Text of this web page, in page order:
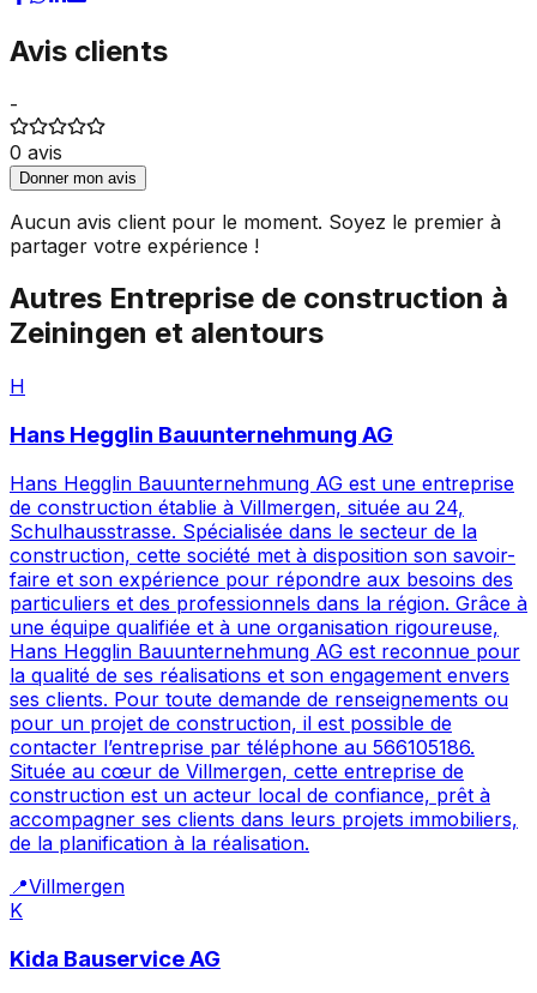
Avis clients
-
0 avis
Donner mon avis
Aucun avis client pour le moment. Soyez le premier à
partager votre expérience !
Autres Entreprise de construction à
Zeiningen et alentours
H
Hans Hegglin Bauunternehmung AG
Hans Hegglin Bauunternehmung AG est une entreprise
de construction établie à Villmergen, située au 24,
Schulhausstrasse. Spécialisée dans le secteur de la
construction, cette société met à disposition son savoir-
faire et son expérience pour répondre aux besoins des
particuliers et des professionnels dans la région. Grâce à
une équipe qualifiée et à une organisation rigoureuse,
Hans Hegglin Bauunternehmung AG est reconnue pour
la qualité de ses réalisations et son engagement envers
ses clients. Pour toute demande de renseignements ou
pour un projet de construction, il est possible de
contacter l’entreprise par téléphone au 566105186.
Située au cœur de Villmergen, cette entreprise de
construction est un acteur local de confiance, prêt à
accompagner ses clients dans leurs projets immobiliers,
de la planification à la réalisation.
📍Villmergen
K
Kida Bauservice AG